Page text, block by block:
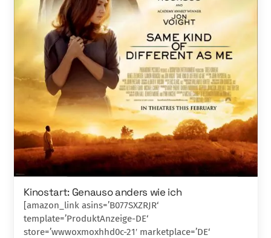
Kinostart: Genauso anders wie ich
[amazon_link asins=’B077SXZRJR‘
template=’ProduktAnzeige-DE‘
store=’wwwoxmoxhhd0c-21′ marketplace=’DE‘